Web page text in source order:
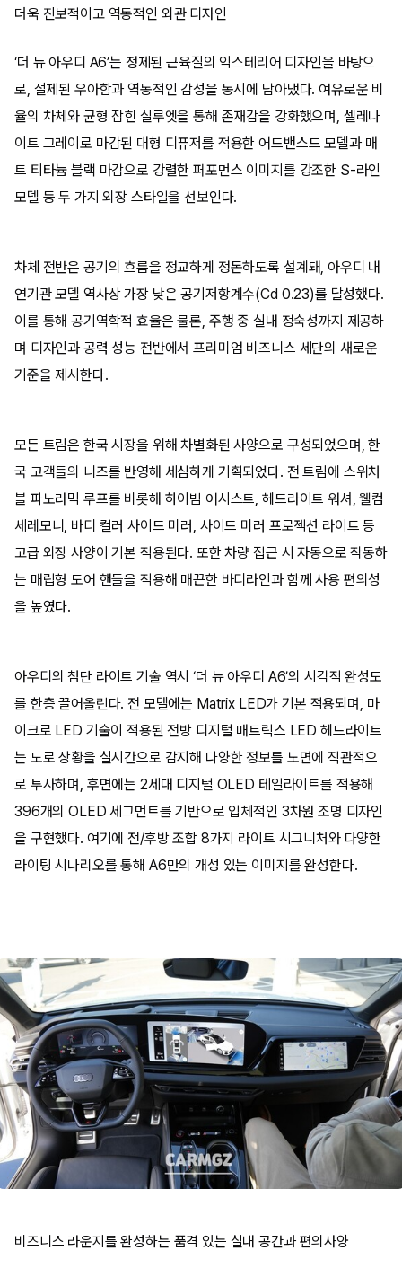
더욱 진보적이고 역동적인 외관 디자인
‘더 뉴 아우디 A6’는 정제된 근육질의 익스테리어 디자인을 바탕으
로, 절제된 우아함과 역동적인 감성을 동시에 담아냈다. 여유로운 비
율의 차체와 균형 잡힌 실루엣을 통해 존재감을 강화했으며, 셀레나
이트 그레이로 마감된 대형 디퓨저를 적용한 어드밴스드 모델과 매
트 티타늄 블랙 마감으로 강렬한 퍼포먼스 이미지를 강조한 S-라인
모델 등 두 가지 외장 스타일을 선보인다.
차체 전반은 공기의 흐름을 정교하게 정돈하도록 설계돼, 아우디 내
연기관 모델 역사상 가장 낮은 공기저항계수(Cd 0.23)를 달성했다.
이를 통해 공기역학적 효율은 물론, 주행 중 실내 정숙성까지 제공하
며 디자인과 공력 성능 전반에서 프리미엄 비즈니스 세단의 새로운
기준을 제시한다.
모든 트림은 한국 시장을 위해 차별화된 사양으로 구성되었으며, 한
국 고객들의 니즈를 반영해 세심하게 기획되었다. 전 트림에 스위처
블 파노라믹 루프를 비롯해 하이빔 어시스트, 헤드라이트 워셔, 웰컴
세레모니, 바디 컬러 사이드 미러, 사이드 미러 프로젝션 라이트 등
고급 외장 사양이 기본 적용된다. 또한 차량 접근 시 자동으로 작동하
는 매립형 도어 핸들을 적용해 매끈한 바디라인과 함께 사용 편의성
을 높였다.
아우디의 첨단 라이트 기술 역시 ‘더 뉴 아우디 A6’의 시각적 완성도
를 한층 끌어올린다. 전 모델에는 Matrix LED가 기본 적용되며, 마
이크로 LED 기술이 적용된 전방 디지털 매트릭스 LED 헤드라이트
는 도로 상황을 실시간으로 감지해 다양한 정보를 노면에 직관적으
로 투사하며, 후면에는 2세대 디지털 OLED 테일라이트를 적용해
396개의 OLED 세그먼트를 기반으로 입체적인 3차원 조명 디자인
을 구현했다. 여기에 전/후방 조합 8가지 라이트 시그니처와 다양한
라이팅 시나리오를 통해 A6만의 개성 있는 이미지를 완성한다.
비즈니스 라운지를 완성하는 품격 있는 실내 공간과 편의사양